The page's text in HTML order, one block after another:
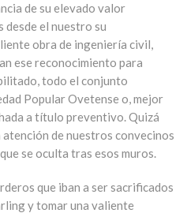
de su elevado valor
desde el nuestro su
obra de ingeniería civil,
ese reconocimiento para
todo el conjunto
Popular Ovetense o, mejor
a título preventivo. Quizá
de nuestros convecinos
se oculta tras esos muros.
que iban a ser sacrificados
y tomar una valiente